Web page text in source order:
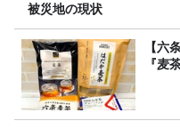
被災地の現状
【六
『麦